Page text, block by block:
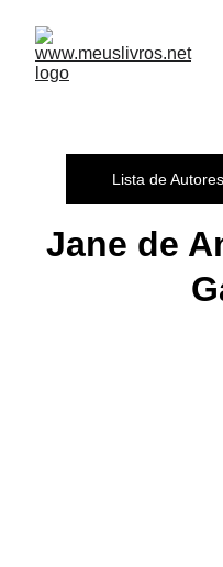
Lista de Autores
Jane de